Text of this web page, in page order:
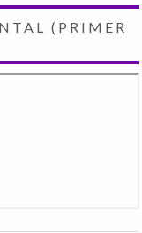
(PRIMER